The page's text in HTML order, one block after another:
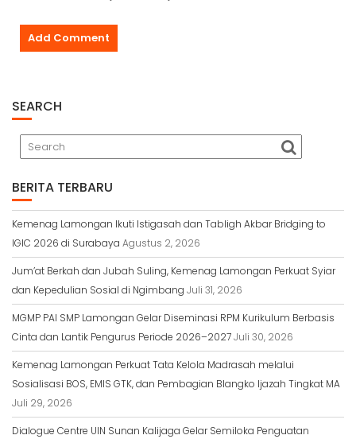
SEARCH
BERITA TERBARU
Kemenag Lamongan Ikuti Istigasah dan Tabligh Akbar Bridging to
IGIC 2026 di Surabaya Agustus 2, 2026
Jum’at Berkah dan Jubah Suling, Kemenag Lamongan Perkuat Syiar
dan Kepedulian Sosial di Ngimbang Juli 31, 2026
MGMP PAI SMP Lamongan Gelar Diseminasi RPM Kurikulum Berbasis
Cinta dan Lantik Pengurus Periode 2026–2027Juli 30, 2026
Kemenag Lamongan Perkuat Tata Kelola Madrasah melalui
Sosialisasi BOS, EMIS GTK, dan Pembagian Blangko Ijazah Tingkat MA
Juli 29, 2026
Dialogue Centre UIN Sunan Kalijaga Gelar Semiloka Penguatan